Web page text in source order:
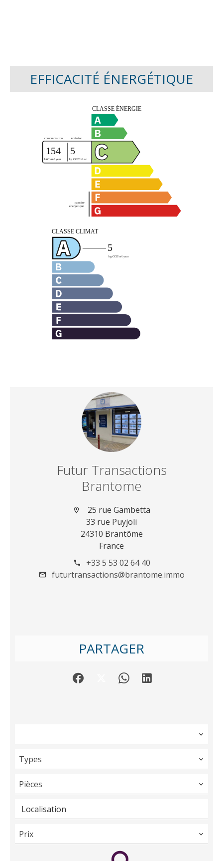
EFFICACITÉ ÉNERGÉTIQUE
Futur Transactions
Brantome
25 rue Gambetta
33 rue Puyjoli
24310 Brantôme
France
+33 5 53 02 64 40
futurtransactions@brantome.immo
PARTAGER
Types
Pièces
Localisation
Prix